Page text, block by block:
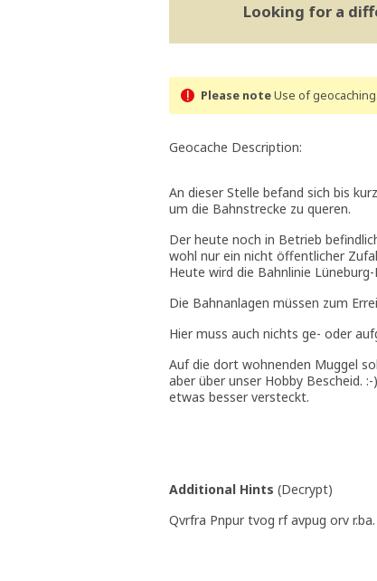
Looking for a
Please noteUse of
Geocache Description:
An dieser Stelle befand sich bis
um die Bahnstrecke zu queren.
Der heute noch in Betrieb
wohl nur ein nicht öffentlicher
Heute wird die Bahnlinie
Die Bahnanlagen müssen zum
Hier muss auch nichts ge- oder
Auf die dort wohnenden Muggel
aber über unser Hobby Bescheid.
etwas besser versteckt.
Additional Hints (Decrypt)
Qvrfra Pnpur tvog rf avpug orv r.ba.